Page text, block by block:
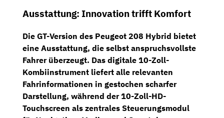
Ausstattung: Innovation trifft Komfort
Die GT-Version des Peugeot 208 Hybrid bietet
eine Ausstattung, die selbst anspruchsvollste
Fahrer überzeugt. Das digitale 10-Zoll-
Kombiinstrument liefert alle relevanten
Fahrinformationen in gestochen scharfer
Darstellung, während der10-Zoll-HD-
Touchscreen als zentrales Steuerungsmodul